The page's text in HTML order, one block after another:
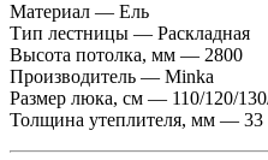
Материал — Ель
Тип лестницы — Раскладная
Высота потолка, мм — 2800
Производитель — Minka
Размер люка, см — 110/120/
Толщина утеплителя, мм — 33